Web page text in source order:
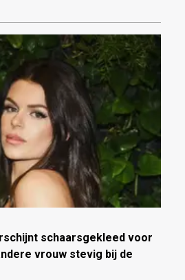
schaarsgekleed voor
vrouw stevig bij de